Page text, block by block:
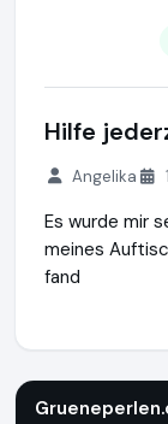
Hilfe
Angelika
Es wurde mir
meines
fand